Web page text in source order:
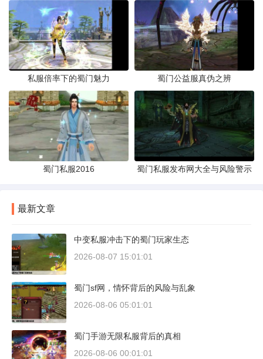
私服倍率下的蜀门魅力 蜀门公益服真伪之辨
蜀门私服2016 蜀门私服发布网大全与风险警示
最新文章
中变私服冲击下的蜀门玩家生态
2026-08-07 15:01:01
蜀门sf网，情怀背后的风险与乱象
2026-08-06 05:01:01
蜀门手游无限私服背后的真相
2026-08-06 00:01:01